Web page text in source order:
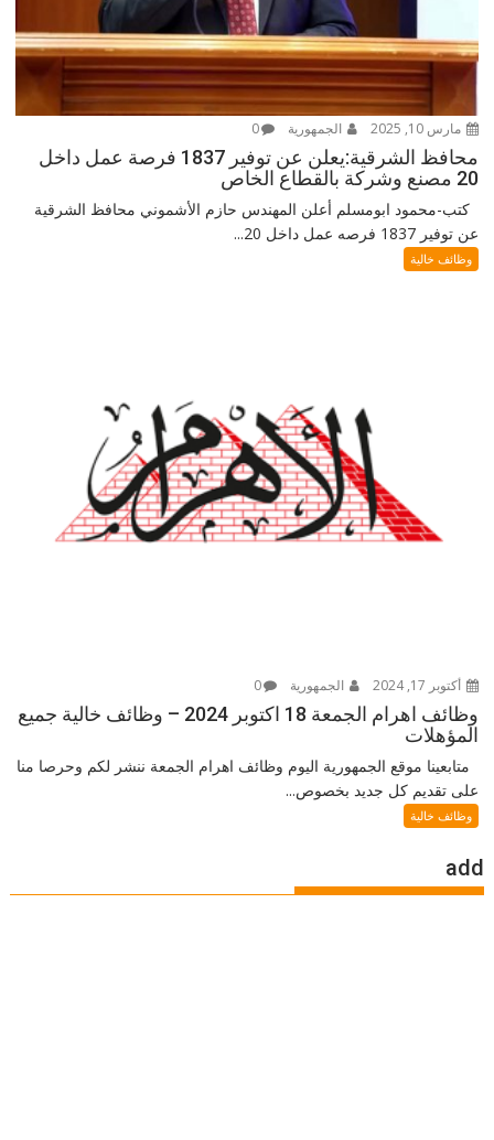
مارس 10, 2025 الجمهورية 0
محافظ الشرقية:يعلن عن توفير 1837 فرصة عمل داخل
20 مصنع وشركة بالقطاع الخاص
كتب-محمود ابومسلم أعلن المهندس حازم الأشموني محافظ الشرقية
عن توفير 1837 فرصه عمل داخل 20...
وظائف خالية
أكتوبر 17, 2024 الجمهورية 0
وظائف اهرام الجمعة 18 اكتوبر 2024 – وظائف خالية جميع
المؤهلات
متابعينا موقع الجمهورية اليوم وظائف اهرام الجمعة ننشر لكم وحرصا منا
على تقديم كل جديد بخصوص...
وظائف خالية
add